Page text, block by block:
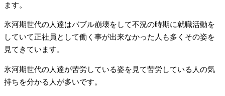
ます。
氷河期世代の人達はバブル崩壊をして不況の時期に就職活動を
していて正社員として働く事が出来なかった人も多くその姿を
見てきています。
氷河期世代の人達が苦労している姿を見て苦労している人の気
持ちを分かる人が多いです。